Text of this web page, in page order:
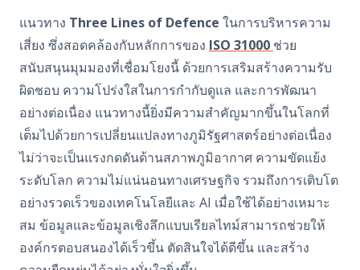
แนวทาง Three Lines of Defence ในการบริหารความ
เสี่ยง ซึ่งสอดคล้องกับหลักการของ ISO 31000 ช่วย
สนับสนุนมุมมองที่เชื่อมโยงนี้ ด้วยการเสริมสร้างความรับ
ผิดชอบ ความโปร่งใสในการกำกับดูแล และการพัฒนา
อย่างต่อเนื่อง แนวทางนี้ยิ่งมีความสำคัญมากขึ้นในโลกที่
เต็มไปด้วยการเปลี่ยนแปลงทางภูมิรัฐศาสตร์อย่างต่อเนื่อง
ไม่ว่าจะเป็นแรงกดดันด้านสภาพภูมิอากาศ ความขัดแย้ง
ระดับโลก ความไม่แน่นอนทางเศรษฐกิจ รวมถึงการเติบโต
อย่างรวดเร็วของเทคโนโลยีและ AI เมื่อใช้ได้อย่างเหมาะ
สม ข้อมูลและข้อมูลเชิงลึกแบบเรียลไทม์สามารถช่วยให้
องค์กรตอบสนองได้เร็วขึ้น ตัดสินใจได้ดีขึ้น และสร้าง